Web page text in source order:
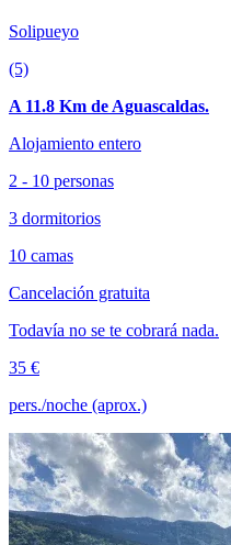
Solipueyo
(5)
A 11.8 Km de Aguascaldas.
Alojamiento entero
2 - 10 personas
3 dormitorios
10 camas
Cancelación gratuita
Todavía no se te cobrará nada.
35 €
pers./noche (aprox.)